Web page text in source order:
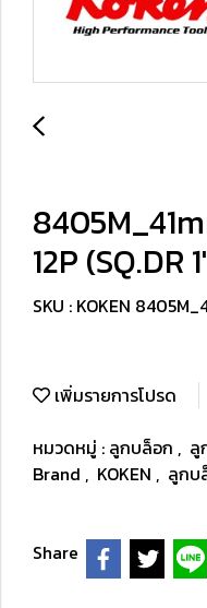
12P (SQ.DR
SKU : KOKEN
เพิ่มรายการโปรด
หมวดหมู่ : ลูกบล็อก , ลู
Brand , KOKEN , ลูกบ
Share